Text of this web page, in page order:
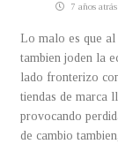
7 años atrás
Lo malo es que
tambien joden la
lado fronterizo
tiendas de marca
provocando
de cambio